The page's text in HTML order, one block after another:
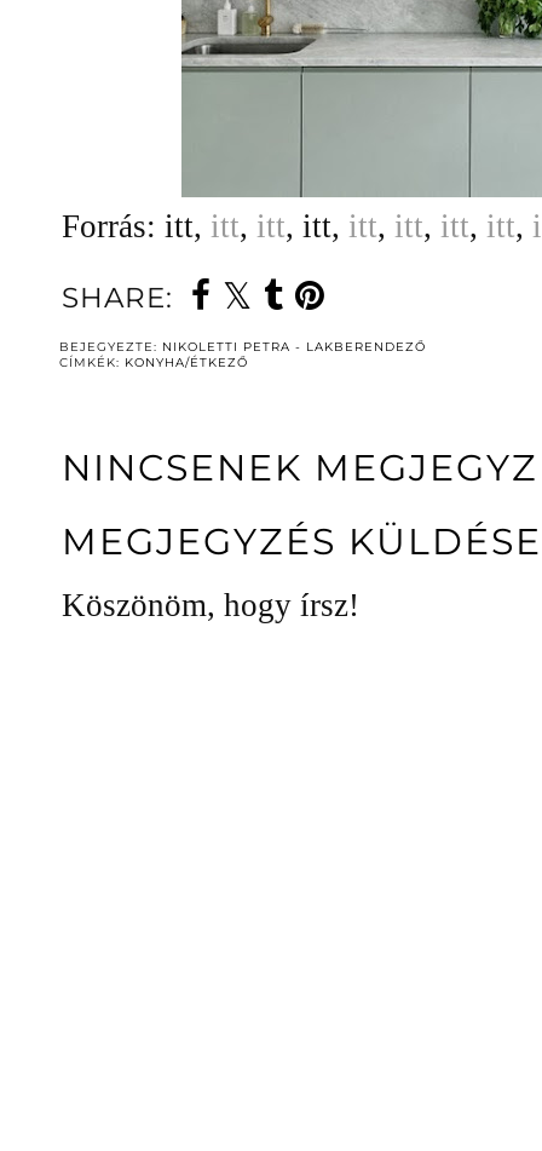
Forrás: itt, itt, itt, itt, itt, itt, itt, itt,
SHARE:
BEJEGYEZTE: NIKOLETTI PETRA - LAKBERENDEZŐ
CÍMKÉK: KONYHA/ÉTKEZŐ
NINCSENEK
MEGJEGYZÉS KÜLDÉSE
Köszönöm, hogy írsz!